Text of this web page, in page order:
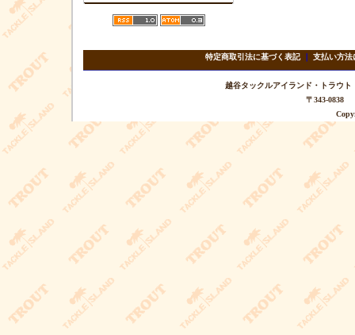
特定商取引法に基づく表記｜ 支払い方法
越谷タックルアイランド・トラ
〒343-0838